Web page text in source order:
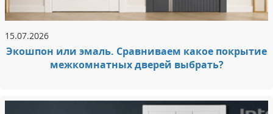
15.07.2026
Экошпон или эмаль. Сравниваем какое покрытие
межкомнатных дверей выбрать?